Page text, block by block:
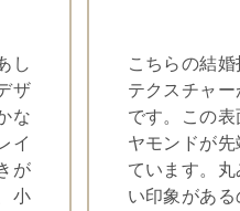
し
ザ
な
イ
が
小
こちらの結
テクスチャ
です。この
ヤモンドが
ています。
い印象があ